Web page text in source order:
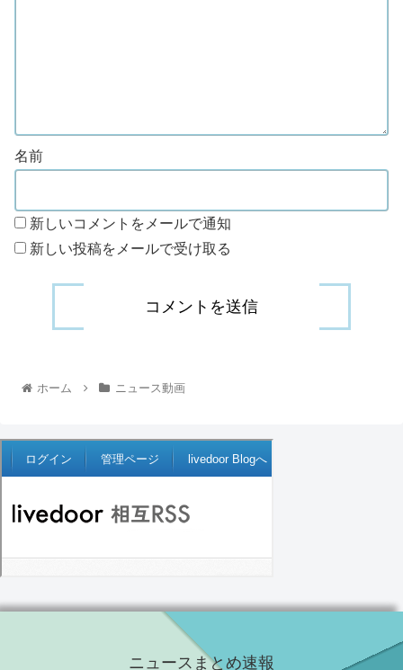
名前
新しいコメントをメールで通知
新しい投稿をメールで受け取る
ホーム ニュース動画
ニュースまとめ速報